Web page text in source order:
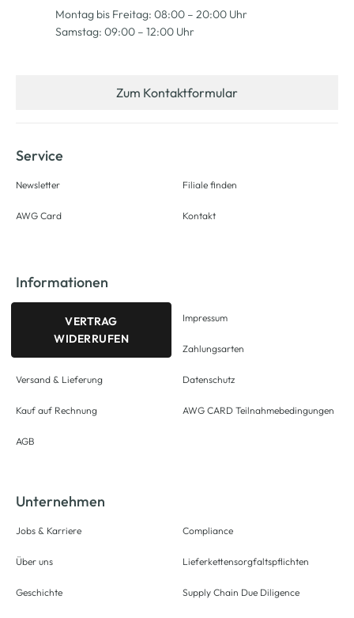
Montag bis Freitag: 08:00 – 20:00 Uhr
Samstag: 09:00 – 12:00 Uhr
Zum Kontaktformular
Service
Newsletter
AWG Card
Filiale finden
Kontakt
Informationen
VERTRAG
WIDERRUFEN
Versand & Lieferung
Kauf auf Rechnung
AGB
Impressum
Zahlungsarten
Datenschutz
AWG CARD Teilnahmebedingungen
Unternehmen
Jobs & Karriere
Über uns
Geschichte
Compliance
Lieferkettensorgfaltspflichten
Supply Chain Due Diligence